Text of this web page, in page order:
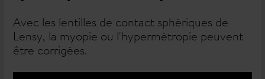
Avec les lentilles de contact sphériques de
Lensy, la myopie ou l'hypermétropie peuvent
être corrigées.